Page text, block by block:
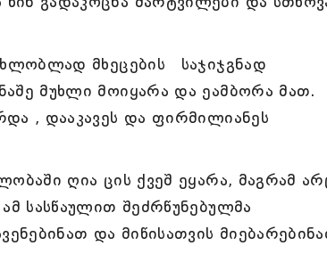
მხეცების საჯიჯგნად
მუხლი მოიყარა და ეამბორა მათ.
, დააკავეს და ფირმილიანეს
ღია ცის ქვეშ ეყარა, მაგრამ
სასწაულით შეძრწუნებულმა
და მიწისათვის